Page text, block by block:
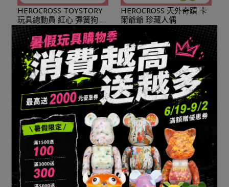
HEROCROSS TOYSTORY
玩具總動員 紅心 彈簧狗 豪
華版
NT$4,390
加入購物車
HEROCROSS 天外奇蹟 卡
爾爺爺 珍藏人偶
加入購物車
HEROCROSS 天外奇蹟 小
羅 珍藏人偶
NT$18,000
HEROCROSS 玩具總動員
30公分 三眼怪 仿真鐵皮造
型搪膠
NT$6,000